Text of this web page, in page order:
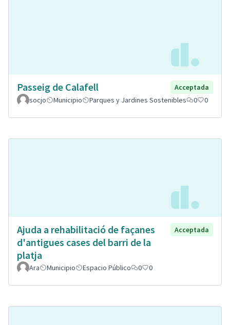
Passeig de Calafell
Acceptada
socjo
Municipio Parques y Jardines Sostenibles 0 0
Ajuda a rehabilitació de façanes
d'antigues cases del barri de la
platja
Acceptada
Ara Municipio Espacio Público 0 0